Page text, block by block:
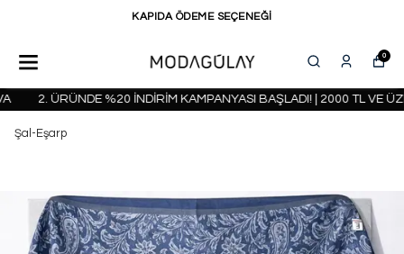
KAPIDA ÖDEME SEÇENEĞİ
0
2. ÜRÜNDE %20 İNDİRİM KAMPANYASI BAŞLADI! | 2000 TL VE
Şal-Eşarp